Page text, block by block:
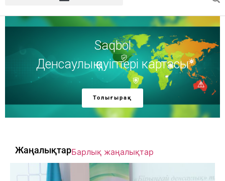
Денсаулықты
бірге қорғайық!
ЖаңалықтарБарлық жаңалықтар